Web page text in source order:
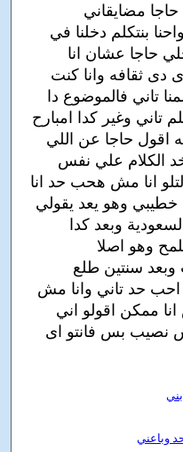
مضايقاني
بنتكلم دخلنا في
حاجا عشان انا
ثقافه وانا كنت
تاني فالموضوع دا
تاني وغير كدا امبارح
اقول حاجا عن اللي
الكلام علي نفس
انا مش هحب حد انا
وهو يعد يقولي
وبعد كدا
وهو اصلا
سنتين طلع
احب حد تاني وانا مش
ممكن اقولو اني
بس فانتو اى
وباعني